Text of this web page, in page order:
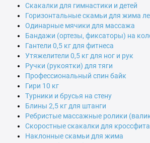
Скакалки для гимнастики и детей
Горизонтальные скамьи для жима
Одинарные мячики для массажа
Бандажи (ортезы, фиксаторы) на
Гантели 0,5 кг для фитнеса
Утяжелители 0,5 кг для ног и рук
Ручки (рукоятки) для тяги
Профессиональный спин байк
Гири 10 кг
Турники и брусья на стену
Блины 2,5 кг для штанги
Ребристые массажные ролики
Скоростные скакалки для
Наклонные скамьи для жима